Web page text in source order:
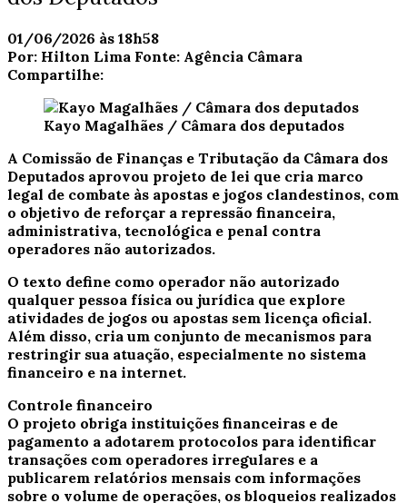
01/06/2026 às 18h58
Por: Hilton Lima Fonte: Agência Câmara
Compartilhe:
Kayo Magalhães / Câmara dos deputados
A Comissão de Finanças e Tributação da Câmara dos
Deputados aprovou projeto de lei que cria marco
legal de combate às apostas e jogos clandestinos, com
o objetivo de reforçar a repressão financeira,
administrativa, tecnológica e penal contra
operadores não autorizados.
O texto define como operador não autorizado
qualquer pessoa física ou jurídica que explore
atividades de jogos ou apostas sem licença oficial.
Além disso, cria um conjunto de mecanismos para
restringir sua atuação, especialmente no sistema
financeiro e na internet.
Controle financeiro
O projeto obriga instituições financeiras e de
pagamento a adotarem protocolos para identificar
transações com operadores irregulares e a
publicarem relatórios mensais com informações
sobre o volume de operações, os bloqueios realizados